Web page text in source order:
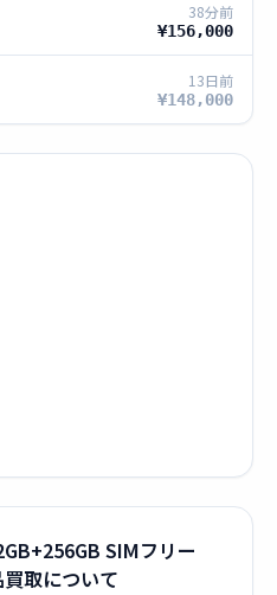
38分前
¥156,000
13日前
¥148,000
SIMフリー
取について